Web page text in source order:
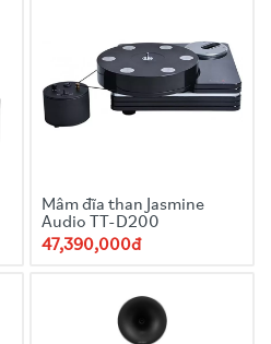
Mâm đĩa than Jasmine
Audio TT-D200
47,390,000đ